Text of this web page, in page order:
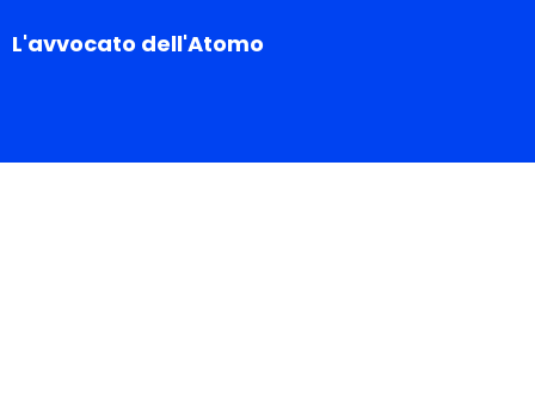
L'avvocato dell'Atomo